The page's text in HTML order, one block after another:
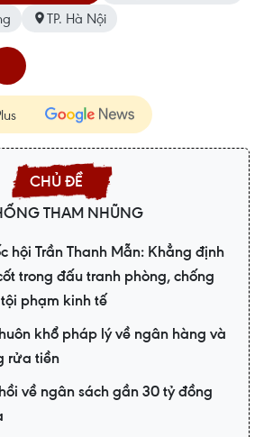
TP. Hà Nội
THAM NHŨNG
hội Trần Thanh Mẫn: Khẳng định
trong đấu tranh phòng, chống
phạm kinh tế
khổ pháp lý về ngân hàng và
rửa tiền
về ngân sách gần 30 tỷ đồng